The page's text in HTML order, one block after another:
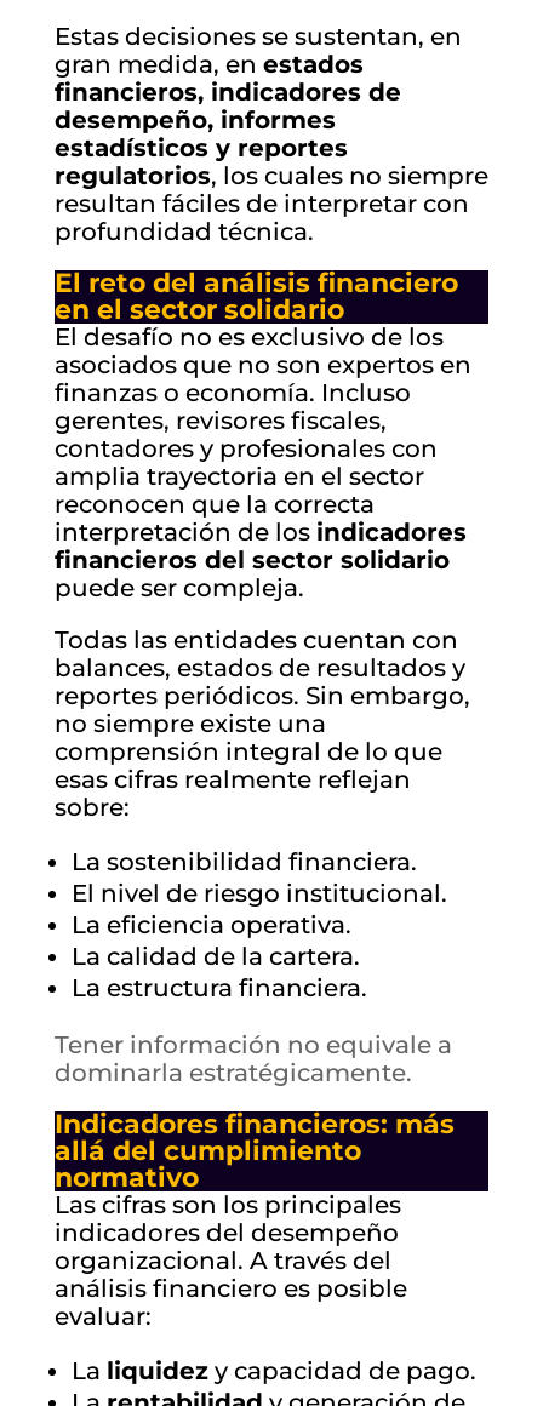
Estas decisiones se sustentan, en
gran medida, en estados
financieros, indicadores de
desempeño, informes
estadísticos y reportes
regulatorios, los cuales no siempre
resultan fáciles de interpretar con
profundidad técnica.
El reto del análisis financiero
en el sector solidario
El desafío no es exclusivo de los
asociados que no son expertos en
finanzas o economía. Incluso
gerentes, revisores fiscales,
contadores y profesionales con
amplia trayectoria en el sector
reconocen que la correcta
interpretación de los indicadores
financieros del sector solidario
puede ser compleja.
Todas las entidades cuentan con
balances, estados de resultados y
reportes periódicos. Sin embargo,
no siempre existe una
comprensión integral de lo que
esas cifras realmente reflejan
sobre:
La sostenibilidad financiera.
El nivel de riesgo institucional.
La eficiencia operativa.
La calidad de la cartera.
La estructura financiera.
Tener información no equivale a
dominarla estratégicamente.
Indicadores financieros: más
allá del cumplimiento
normativo
Las cifras son los principales
indicadores del desempeño
organizacional. A través del
análisis financiero es posible
evaluar:
La liquidezy capacidad de pago.